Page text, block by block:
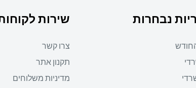
נבחרות שירות
צרו קשר
תקנון אתר
מדיניות משלוחים